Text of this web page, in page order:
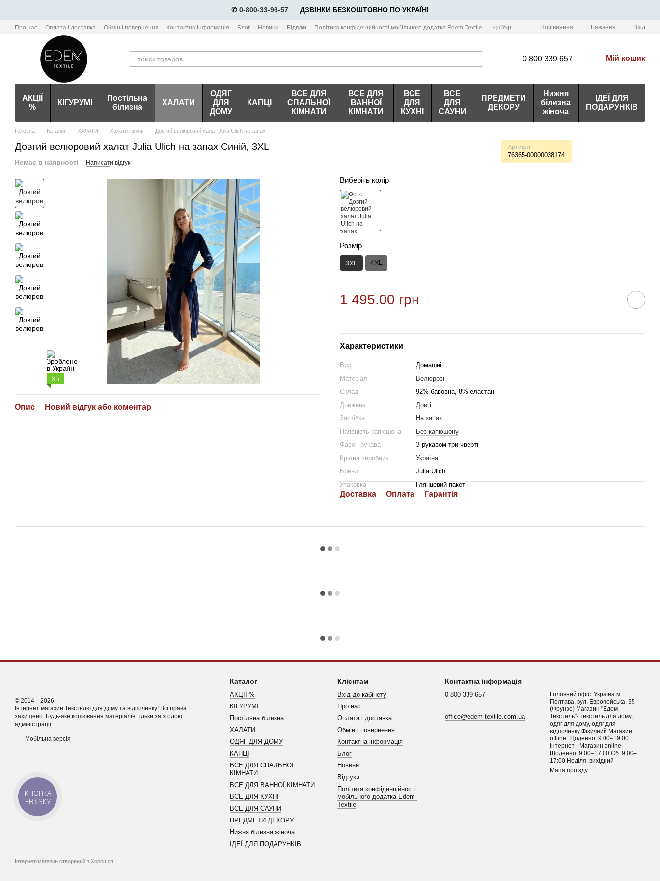
✆ 0-800-33-96-57 ⠀⠀ДЗВІНКИ БЕЗКОШТОВНО ПО УКРАЇНІ
Про нас Оплата і доставка Обмін і повернення Контактна інформація Блог Новини Відгуки Політика конфіденційності мобільного додатка Edem-Textile РусУкр Порівняння Бажання Вхід
0 800 339 657 Мій кошик
АКЦІЇ
%
КІГУРУМІ
Постільна
білизна
ХАЛАТИ
ОДЯГ
ДЛЯ
ДОМУ
КАПЦІ
ВСЕ ДЛЯ
СПАЛЬНОЇ
КІМНАТИ
ВСЕ ДЛЯ
ВАННОЇ
КІМНАТИ
ВСЕ
ДЛЯ
КУХНІ
ВСЕ
ДЛЯ
САУНИ
ПРЕДМЕТИ
ДЕКОРУ
Нижня
білизна
жіноча
ІДЕЇ ДЛЯ
ПОДАРУНКІВ
Головна Каталог ХАЛАТИ Халати жіночі Довгий велюровий халат Julia Ulich на запах
Довгий велюровий халат Julia Ulich на запах Синій, 3XL Артикул
76365-00000038174
Немає в наявності Написати відгук
Хіт
Опис Новий відгук або коментар
Виберіть колір
Розмір
3XL 4XL
1 495.00 грн
Характеристики
Вид
Домашні
Матеріал
Велюрові
Склад
92% бавовна, 8% еластан
Довжина
Довгі
Застібка
На запах
Наявність капюшона
Без капюшону
Фасон рукава
З рукавом три чверті
Країна виробник
Україна
Бренд
Julia Ulich
Упаковка
Глянцевий пакет
Доставка Оплата Гарантія
© 2014—2026
Інтернет магазин Текстилю для дому та відпочинку! Всі права
захищено. Будь-яке копіювання матеріалів тільки за згодою
адміністрації
Мобільна версія
Інтернет-магазин створений з Хорошоп
Каталог
АКЦІЇ %
КІГУРУМІ
Постільна білизна
ХАЛАТИ
ОДЯГ ДЛЯ ДОМУ
КАПЦІ
ВСЕ ДЛЯ СПАЛЬНОЇ
КІМНАТИ
ВСЕ ДЛЯ ВАННОЇ КІМНАТИ
ВСЕ ДЛЯ КУХНІ
ВСЕ ДЛЯ САУНИ
ПРЕДМЕТИ ДЕКОРУ
Нижня білизна жіноча
ІДЕЇ ДЛЯ ПОДАРУНКІВ
Клієнтам
Вхід до кабінету
Про нас
Оплата і доставка
Обмін і повернення
Контактна інформація
Блог
Новини
Відгуки
Політика конфіденційності
мобільного додатка Edem-
Textile
Контактна інформація
0 800 339 657
office@edem-textile.com.ua
Головний офіс: Україна м.
Полтава, вул. Европейська, 35
(Фрунзе) Магазин "Едем-
Текстиль"- текстиль для дому,
одяг для дому, одяг для
відпочинку Фізичний Магазин
offline: Щоденно: 9:00–19:00
Інтернет - Магазин online
Щоденно: 9:00–17:00 Сб: 9:00–
17:00 Неділя: вихідний
Мапа проїзду
КНОПКА
ЗВ'ЯЗКУ